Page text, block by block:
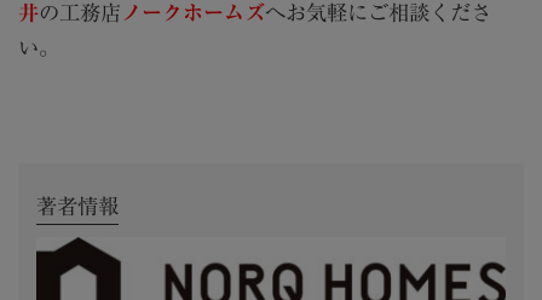
井の工務店 ノークホームズへお気軽にご相談くださ
い。
著者情報